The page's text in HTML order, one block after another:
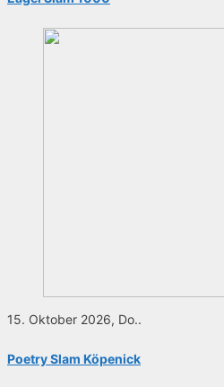
15. Oktober 2026, Do..
Poetry Slam Köpenick